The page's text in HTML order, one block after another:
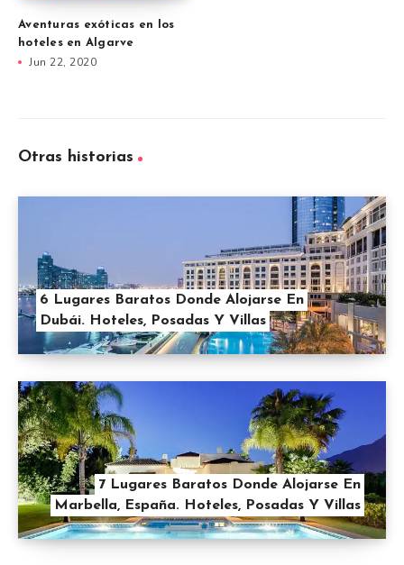
Aventuras exóticas en los
hoteles en Algarve
Jun 22, 2020
Otras historias
6 Lugares Baratos Donde Alojarse En
Dubái. Hoteles, Posadas Y Villas
7 Lugares Baratos Donde Alojarse En
Marbella, España. Hoteles, Posadas Y Villas